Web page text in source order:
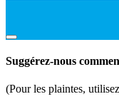
Suggérez-nous
(Pour les plaintes, utilisez